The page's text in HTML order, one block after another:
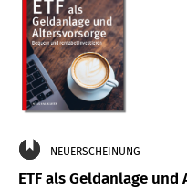
NEUERSCHEINUNG
ETF als Geldanlage